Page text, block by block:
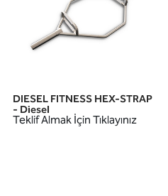
DIESEL FITNESS HEX-STRAP
- Diesel
Teklif Almak İçin Tıklayınız